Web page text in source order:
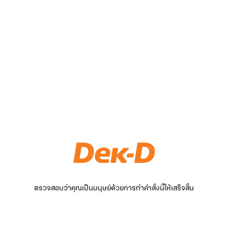
ตรวจสอบว่าคุณเป็นมนุษย์ด้วยการทำคำสั่งนี้ให้เสร็จสิ้น